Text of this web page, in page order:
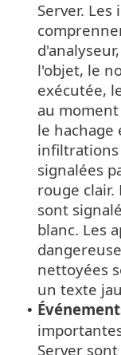
Server.
l'objet, le
exécutée,
au
le hachage
signalées
rouge
sont
blanc. Les
nettoyées
un texte
•
Server